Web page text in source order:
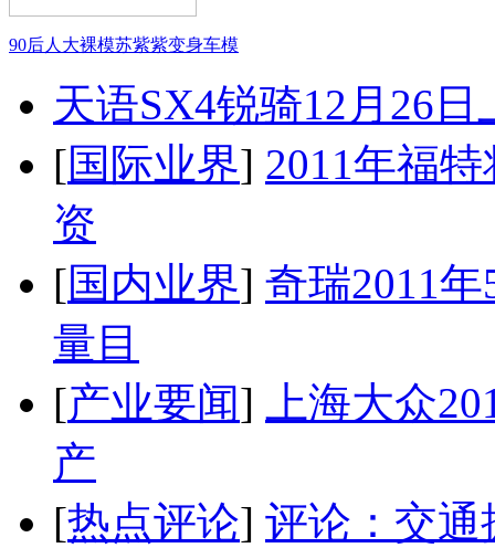
90后人大裸模苏紫紫变身车模
天语SX4锐骑12月26
[国际业界] 2011年福
资
[国内业界] 奇瑞2011
量目
[产业要闻]
上海大众
产
[热点评论] 评论：交通